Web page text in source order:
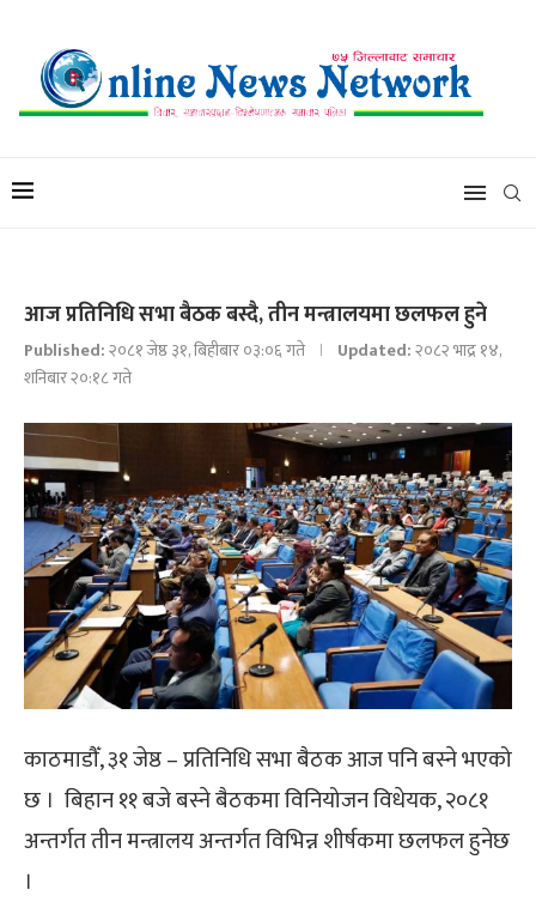
आज प्रतिनिधि सभा बैठक बस्दै, तीन मन्त्रालयमा छलफल हुने
Published:२०८१ जेष्ठ ३१, बिहीबार ०३:०६ गते Updated:२०८२ भाद्र १४,
शनिबार २०:१८ गते
काठमाडौँ, ३१ जेष्ठ – प्रतिनिधि सभा बैठक आज पनि बस्ने भएको
छ । बिहान ११ बजे बस्ने बैठकमा विनियोजन विधेयक, २०८१
अन्तर्गत तीन मन्त्रालय अन्तर्गत विभिन्न शीर्षकमा छलफल हुनेछ
।